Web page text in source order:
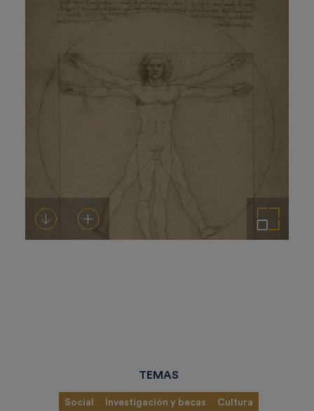
DescargarAñadir al carrito Ampliar imagen
TEMAS
Social Investigación y becas Cultura